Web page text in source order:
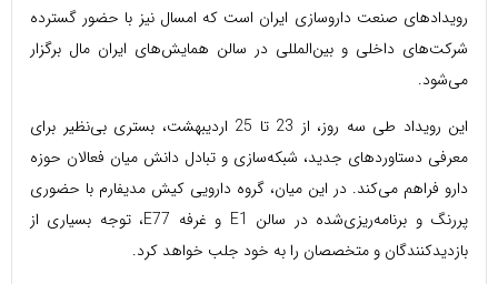
رویدادهای صنعت داروسازی ایران است که امسال نیز با حضور گسترده
شرکت‌های داخلی و بین‌المللی در سالن همایش‌های ایران مال برگزار
می‌شود.
این رویداد طی سه روز، از 23 تا 25 اردیبهشت، بستری بی‌نظیر برای
معرفی دستاوردهای جدید، شبکه‌سازی و تبادل دانش میان فعالان حوزه
دارو فراهم می‌کند. در این میان، گروه دارویی کیش مدیفارم با حضوری
پررنگ و برنامه‌ریزی‌شده در سالن E1 و غرفه E77، توجه بسیاری از
بازدیدکنندگان و متخصصان را به خود جلب خواهد کرد.